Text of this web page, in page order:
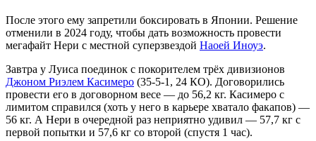
После этого ему запретили боксировать в Японии. Решение
отменили в 2024 году, чтобы дать возможность провести
мегафайт Нери с местной суперзвездой Наоей Иноуэ.
Завтра у Луиса поединок с покорителем трёх дивизионов
Джоном Риэлем Касимеро (35-5-1, 24 КО). Договорились
провести его в договорном весе — до 56,2 кг. Касимеро с
лимитом справился (хоть у него в карьере хватало факапов) —
56 кг. А Нери в очередной раз неприятно удивил — 57,7 кг с
первой попытки и 57,6 кг со второй (спустя 1 час).